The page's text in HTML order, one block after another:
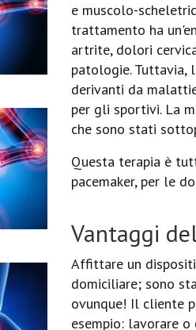
e muscolo-
trattamento ha
artrite, dolori
patologie. Tuttavia,
derivanti da
per gli sportivi. La
che sono stati
Questa terapia è
pacemaker, per le
Vantaggi
Affittare un
domiciliare; sono
ovunque! Il cliente
esempio: lavorare